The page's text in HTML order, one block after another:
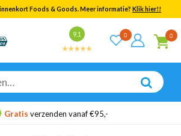
Foods & Goods. Meer informatie? Klik hier!!
9.1 0 0
alle resultaten
Gratis verzenden vanaf €95,-